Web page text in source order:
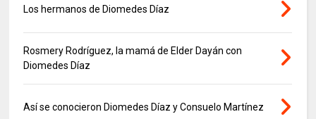
Los hermanos de Diomedes Díaz
Rosmery Rodríguez, la mamá de Elder Dayán con
Diomedes Díaz
Así se conocieron Diomedes Díaz y Consuelo Martínez